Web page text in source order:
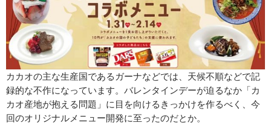
カカオの主な生産国であるガーナなどでは、天候不順などで記
録的な不作になっています。バレンタインデーが迫るなか「カ
カオ産地が抱える問題」に目を向けるきっかけを作るべく、今
回のオリジナルメニュー開発に至ったのだとか。